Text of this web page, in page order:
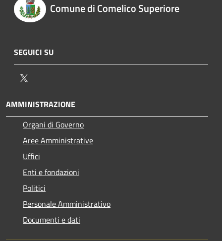
Comune di Comelico Superiore
SEGUICI SU
AMMINISTRAZIONE
Organi di Governo
Aree Amministrative
Uffici
Enti e fondazioni
Politici
Personale Amministrativo
Documenti e dati